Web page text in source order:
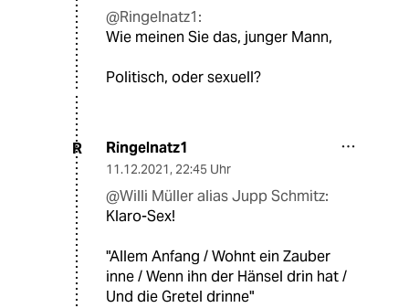
@Ringelnatz1:
Wie meinen Sie das, junger Mann,
Politisch, oder sexuell?
R Ringelnatz1
11.12.2021, 22:45 Uhr
@Willi Müller alias Jupp Schmitz:
Klaro-Sex!
"Allem Anfang / Wohnt ein Zauber
inne / Wenn ihn der Hänsel drin hat /
Und die Gretel drinne"